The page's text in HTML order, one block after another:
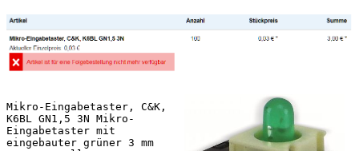
Mikro-Eingabetaster, C&K,
K6BL GN1,5 3N Mikro-
Eingabetaster mit
eingebauter grüner 3 mm